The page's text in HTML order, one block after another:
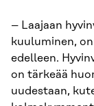
– Laajaan
kuuluminen,
edelleen.
on tärkeää
uudestaan,